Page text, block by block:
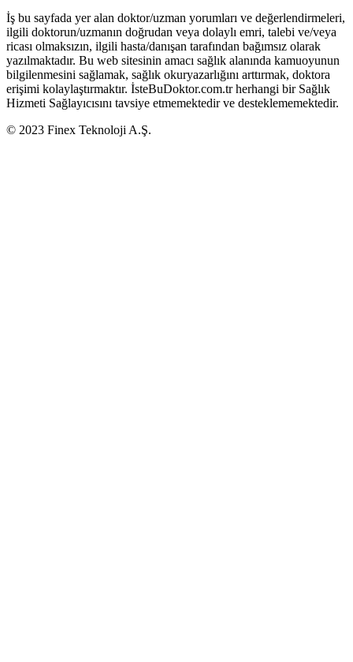
İş bu sayfada yer alan doktor/uzman yorumları ve değerlendirmeleri,
ilgili doktorun/uzmanın doğrudan veya dolaylı emri, talebi ve/veya
ricası olmaksızın, ilgili hasta/danışan tarafından bağımsız olarak
yazılmaktadır. Bu web sitesinin amacı sağlık alanında kamuoyunun
bilgilenmesini sağlamak, sağlık okuryazarlığını arttırmak, doktora
erişimi kolaylaştırmaktır. İsteBuDoktor.com.tr herhangi bir Sağlık
Hizmeti Sağlayıcısını tavsiye etmemektedir ve desteklememektedir.
© 2023 Finex Teknoloji A.Ş.